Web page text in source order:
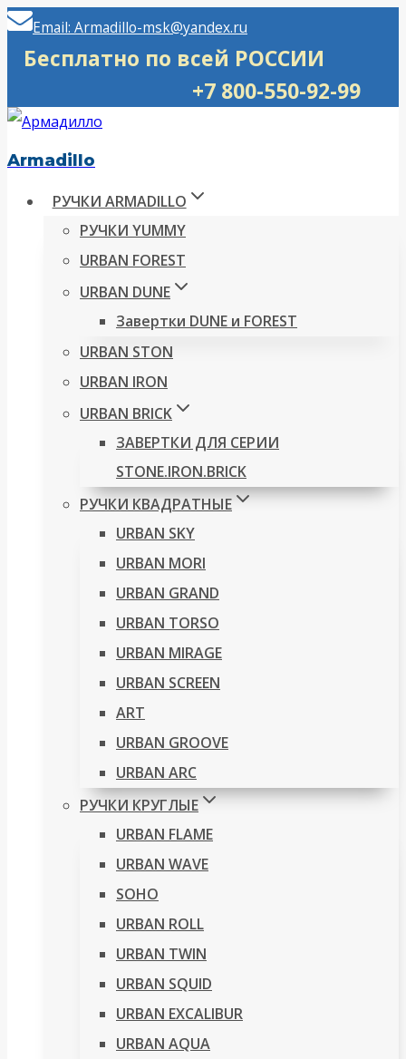
Перейти
Email: Armadillo-msk@yandex.ru
Бесплатно по всей РОССИИ
+7 800-550-92-99
Armadillo
РУЧКИ ARMADILLO
РУЧКИ YUMMY
URBAN FOREST
URBAN DUNE
Завертки DUNE и FOREST
URBAN STON
URBAN IRON
URBAN BRICK
ЗАВЕРТКИ ДЛЯ СЕРИИ
STONE.IRON.BRICK
РУЧКИ КВАДРАТНЫЕ
URBAN SKY
URBAN MORI
URBAN GRAND
URBAN TORSO
URBAN MIRAGE
URBAN SCREEN
ART
URBAN GROOVE
URBAN ARC
РУЧКИ КРУГЛЫЕ
URBAN FLAME
URBAN WAVE
SOHO
URBAN ROLL
URBAN TWIN
URBAN SQUID
URBAN EXCALIBUR
URBAN AQUA